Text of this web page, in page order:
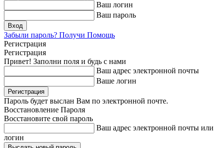
Ваш логин
Ваш пароль
Забыли пароль? Получи Помощь
Регистрация
Регистрация
Привет! Заполни поля и будь с нами
Ваш адрес электронной почты
Ваше логин
Пароль будет выслан Вам по электронной почте.
Восстановление Пароля
Восстановите свой пароль
Ваш адрес электронной почты или
логин